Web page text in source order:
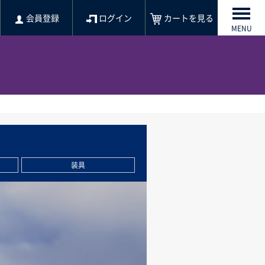
会員登録 ログイン カートを見る
MENU
装具